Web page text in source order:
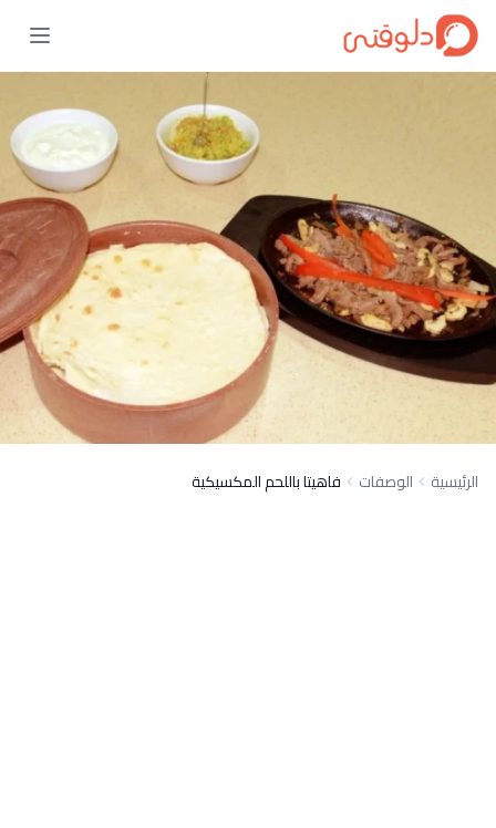
الرئيسية الوصفات فاهيتا باللحم المكسيكية